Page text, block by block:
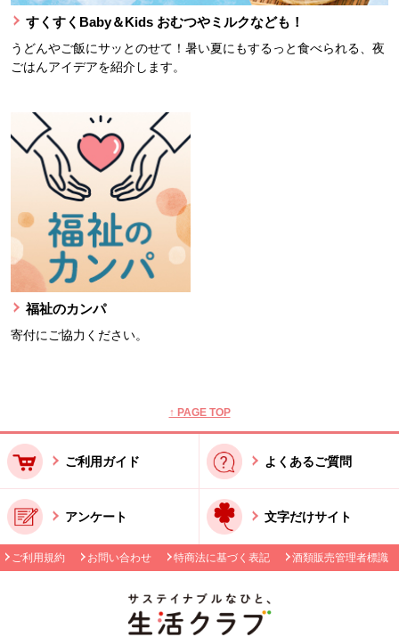
すくすくBaby＆Kids おむつやミルクなども！
うどんやご飯にサッとのせて！暑い夏にもするっと食べられる、夜
ごはんアイデアを紹介します。
福祉のカンパ
寄付にご協力ください。
↑ PAGE TOP
ご利用ガイド よくあるご質問
アンケート 文字だけサイト
ご利用規約 お問い合わせ 特商法に基づく表記 酒類販売管理者標識